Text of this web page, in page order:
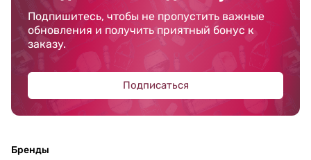
Подпишитесь, чтобы не пропустить важные
обновления и получить приятный бонус к
заказу.
Подписаться
Бренды